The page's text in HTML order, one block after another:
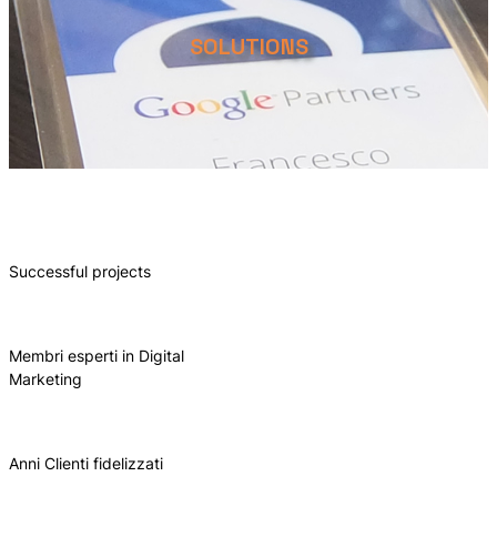
SOLUTIONS
Successful projects
Membri esperti in Digital
Marketing
Anni Clienti fidelizzati